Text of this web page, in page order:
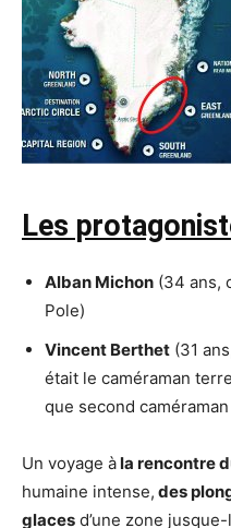
Les
Alban Michon (34 ans,
Pole)
Vincent Berthet (31
était le caméraman
que second
Un voyage àla rencontre
humaine intense, des
glaces d’une zone